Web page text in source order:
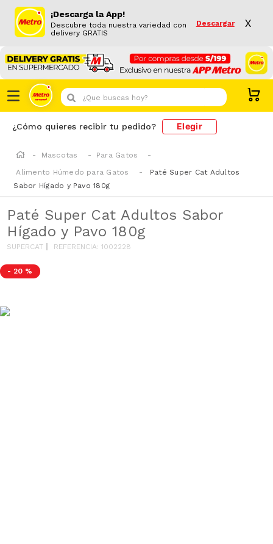
¡Descarga la App!
Descubre toda nuestra variedad con
delivery GRATIS
Descargar X
¿Que buscas hoy?
¿Cómo quieres recibir tu pedido? Elegir
Mascotas
Para Gatos
Alimento Húmedo para Gatos
Paté Super Cat Adultos
Sabor Hígado y Pavo 180g
Paté Super Cat Adultos Sabor
Hígado y Pavo 180g
SUPERCAT REFERENCIA:1002228
- 20 %